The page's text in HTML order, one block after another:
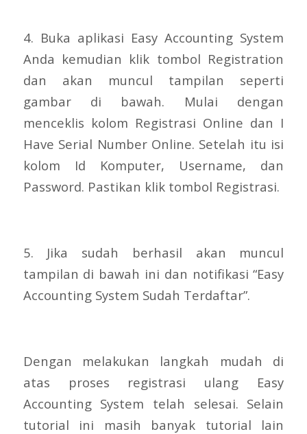
4. Buka aplikasi Easy Accounting System
Anda kemudian klik tombol Registration
dan akan muncul tampilan seperti
gambar di bawah. Mulai dengan
menceklis kolom Registrasi Online dan I
Have Serial Number Online. Setelah itu isi
kolom Id Komputer, Username, dan
Password. Pastikan klik tombol Registrasi.
5. Jika sudah berhasil akan muncul
tampilan di bawah ini dan notifikasi “Easy
Accounting System Sudah Terdaftar”.
Dengan melakukan langkah mudah di
atas proses registrasi ulang Easy
Accounting System telah selesai. Selain
tutorial ini masih banyak tutorial lain